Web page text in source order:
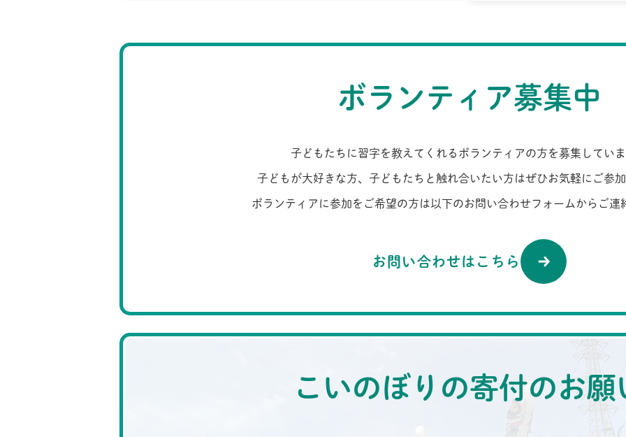
ボランティア募集中
子どもたちに習字を教えてくれるボランティアの方を募集してい
子どもが大好きな方、子どもたちと触れ合いたい方はぜひお気軽にご参
ボランティアに参加をご希望の方は以下のお問い合わせフォームからご連
お問い合わせはこちら
こいのぼりの寄付のお願